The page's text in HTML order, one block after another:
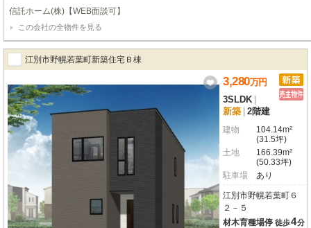
のエコジョーズにより、毎月の光熱費の負担を軽減しやすい設備となっており
家族の日常に・敷地内にはお車を並列で３台駐車できるゆとりのスペースを確
の荷物の受け取りに便利な宅配ボックスを標準設置しております。◎毎日の家
タンダード製の高断熱浴槽は、ご家族の入浴時間がずれても温かさを保ちます
た対面キッチンで、お子様の様子を見ながらお料理が可能です。
信託ホーム(株)【WEB面談可】
この会社の全物件を見る
江別市野幌若葉町新築住宅Ｂ棟
3,280万円
3SLDK
新築 2階建
建物
104.14m²
(31.5坪)
土地
166.39m²
(50.33坪)
駐車場
あり
江別市野幌若葉町６
２－５
材木育種場停 徒歩4分